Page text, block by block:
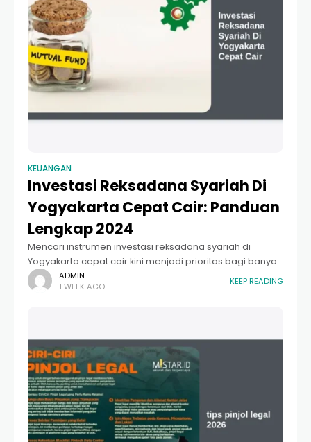
KEUANGAN
Investasi Reksadana Syariah Di
Yogyakarta Cepat Cair: Panduan
Lengkap 2024
Mencari instrumen investasi reksadana syariah di
Yogyakarta cepat cair kini menjadi prioritas bagi banyak
warga di Kota Gudeg. Di tengah dinamika ekonomi yang
tidak menentu, masyarakat Yogyakarta yang dikenal
ADMIN
1 WEEK AGO
KEEP READING